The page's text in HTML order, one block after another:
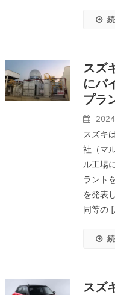
スズ
にバ
プラ
スズキ
社（マ
ル工場
ラント
を発表
同等の
スズ